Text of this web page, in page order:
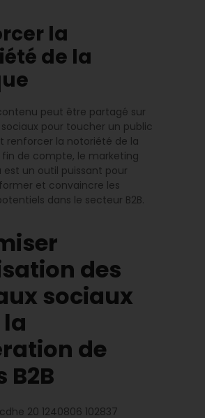
la
de la
peut être partagé sur
sociaux pour toucher un public
renforcer la notoriété de la
fin de compte, le marketing
un outil puissant pour
et convaincre les
dans le secteur B2B.
des
sociaux
de
B2B